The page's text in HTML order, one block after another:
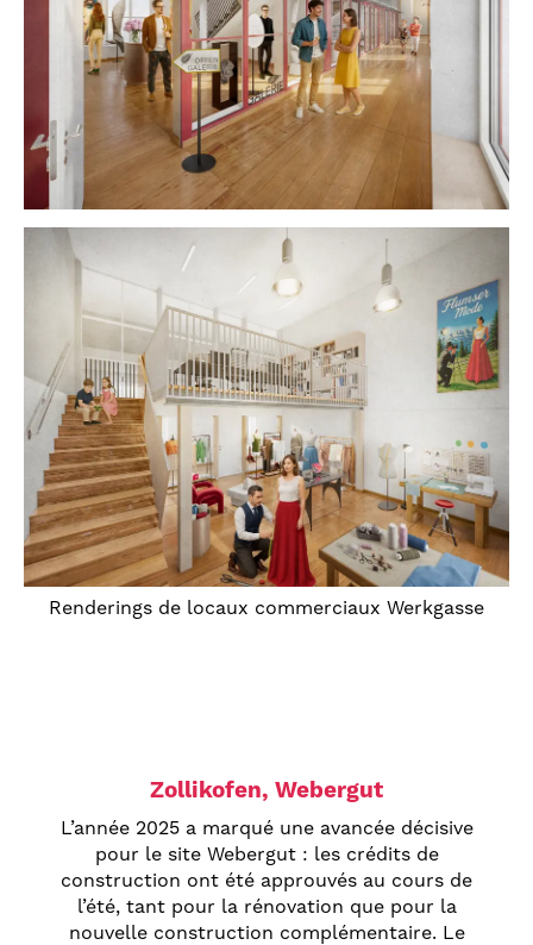
Renderings de locaux commerciaux Werkgasse
Zollikofen, Webergut
L’année 2025 a marqué une avancée décisive
pour le site Webergut : les crédits de
construction ont été approuvés au cours de
l’été, tant pour la rénovation que pour la
nouvelle construction complémentaire. Le